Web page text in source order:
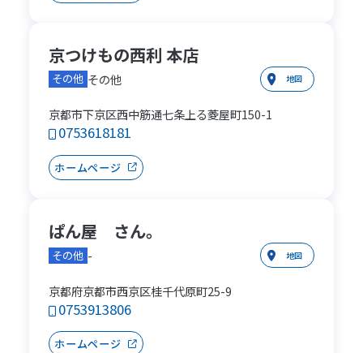
京つけもの西利 本店
その他 その他 地図
京都市下京区西中筋通七条上る菱屋町150-1
0753618181
ホームページ
ぱん屋 さん。
その他 - 地図
京都府京都市西京区桂千代原町25-9
0753913806
ホームページ